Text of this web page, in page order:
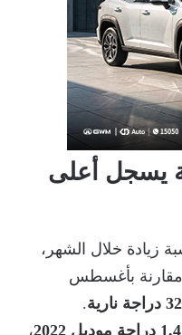
يسجل أعلى
زيادة خلال الشهر،
مقارنة بأغسطس
.
موديل 2022
،